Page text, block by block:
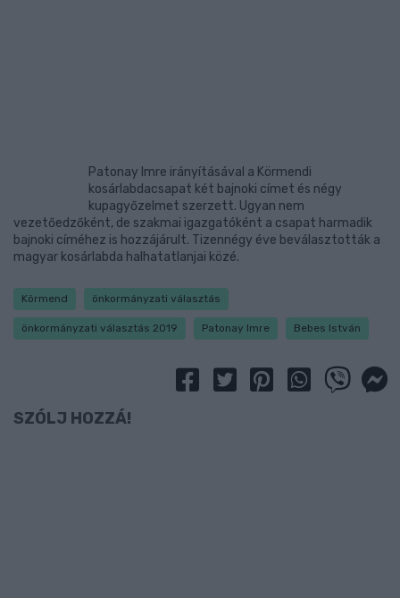
Patonay Imre irányításával a Körmendi
kosárlabdacsapat két bajnoki címet és négy
kupagyőzelmet szerzett. Ugyan nem
vezetőedzőként, de szakmai igazgatóként a csapat harmadik
bajnoki címéhez is hozzájárult. Tizennégy éve beválasztották a
magyar kosárlabda halhatatlanjai közé.
Körmend önkormányzati választás
önkormányzati választás 2019 Patonay Imre Bebes István
SZÓLJ HOZZÁ!